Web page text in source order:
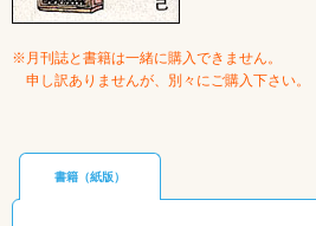
※月刊誌と書籍は一緒に購入できません。
申し訳ありませんが、別々にご購入下さい。
書籍（紙版）